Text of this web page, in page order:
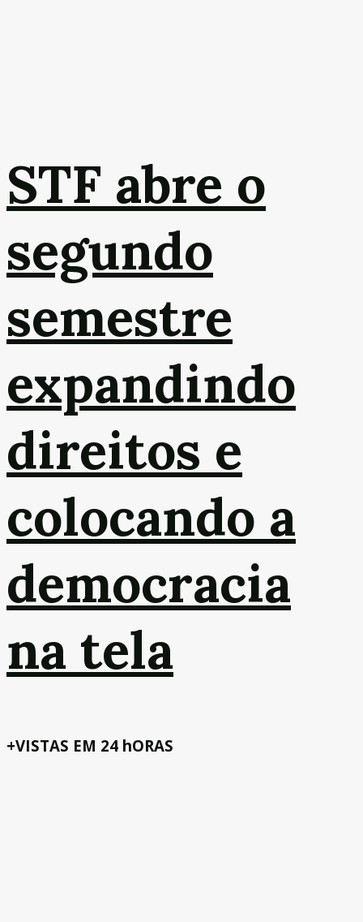
STF abre o
segundo
semestre
expandindo
direitos e
colocando a
democracia
na tela
+VISTAS EM 24 hORAS